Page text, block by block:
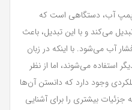
پمپ آب، دستگاهی است که
می‌کند و با این تبدیل، باعث
آب می‌شود. با اینکه در زبان
استفاده می‌شوند، اما از نظر
وجود دارد که دانستن آن‌ها
بیشتری را برای آشنایی